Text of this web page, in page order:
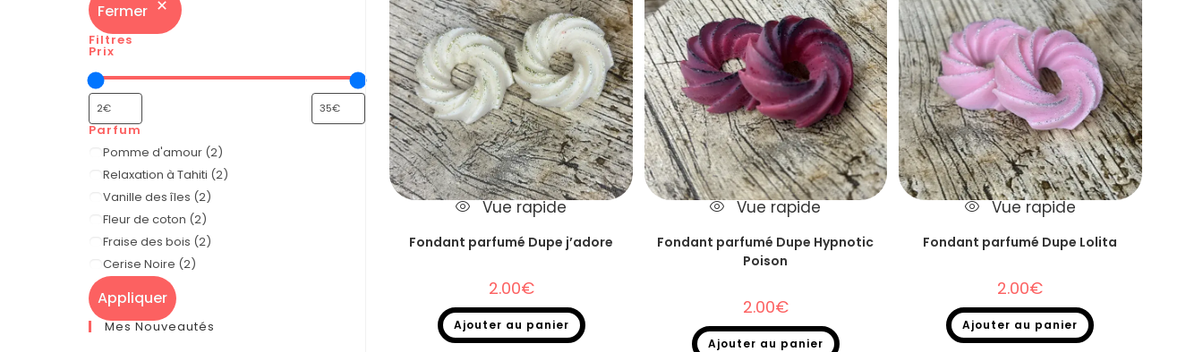
Fermer
Filtres
Prix
Parfum
Pomme d'amour (2)
Relaxation à Tahiti (2)
Vanille des îles (2)
Fleur de coton (2)
Fraise des bois (2)
Cerise Noire (2)
Appliquer
Mes Nouveautés
Vue rapide
Fondant parfumé Dupe j’adore
2.00€
Ajouter au panier
Vue rapide
Fondant parfumé Dupe Hypnotic
Poison
2.00€
Ajouter au panier
Vue rapide
Fondant parfumé Dupe Lolita
2.00€
Ajouter au panier